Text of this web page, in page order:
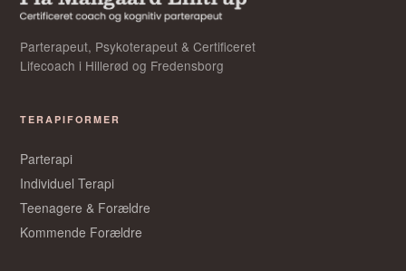
Parterapeut, Psykoterapeut & Certificeret
Lifecoach i Hillerød og Fredensborg
TERAPIFORMER
Parterapi
Individuel Terapi
Teenagere & Forældre
Kommende Forældre